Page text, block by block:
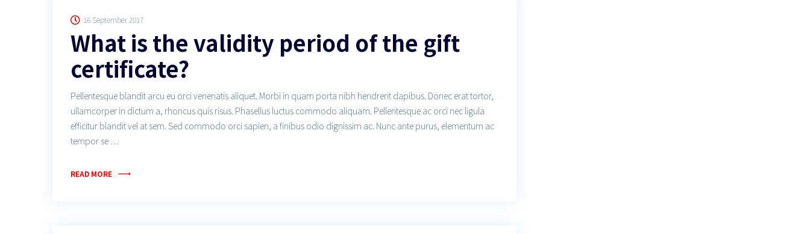
16 September 2017
What is the validity period of the gift
certificate?
Pellentesque blandit arcu eu orci venenatis aliquet. Morbi in quam porta nibh hendrerit dapibus. Donec erat tortor,
ullamcorper in dictum a, rhoncus quis risus. Phasellus luctus commodo aliquam. Pellentesque ac orci nec ligula
efficitur blandit vel at sem. Sed commodo orci sapien, a finibus odio dignissim ac. Nunc ante purus, elementum ac
tempor se …
READ MORE